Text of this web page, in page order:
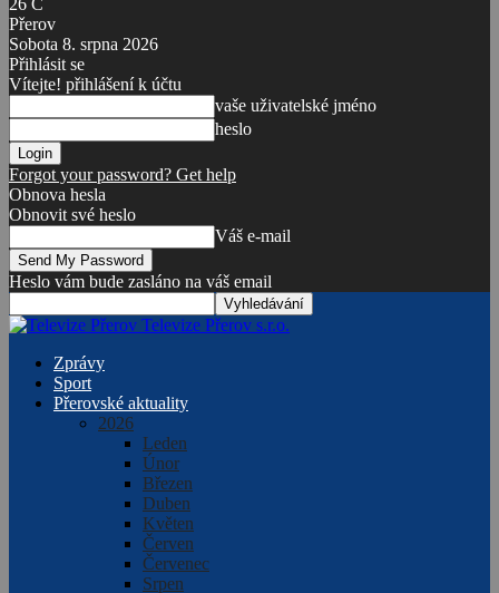
26 C
Přerov
Sobota 8. srpna 2026
Přihlásit se
Vítejte! přihlášení k účtu
vaše uživatelské jméno
heslo
Forgot your password? Get help
Obnova hesla
Obnovit své heslo
Váš e-mail
Heslo vám bude zasláno na váš email
Televize Přerov s.r.o.
Zprávy
Sport
Přerovské aktuality
2026
Leden
Únor
Březen
Duben
Květen
Červen
Červenec
Srpen